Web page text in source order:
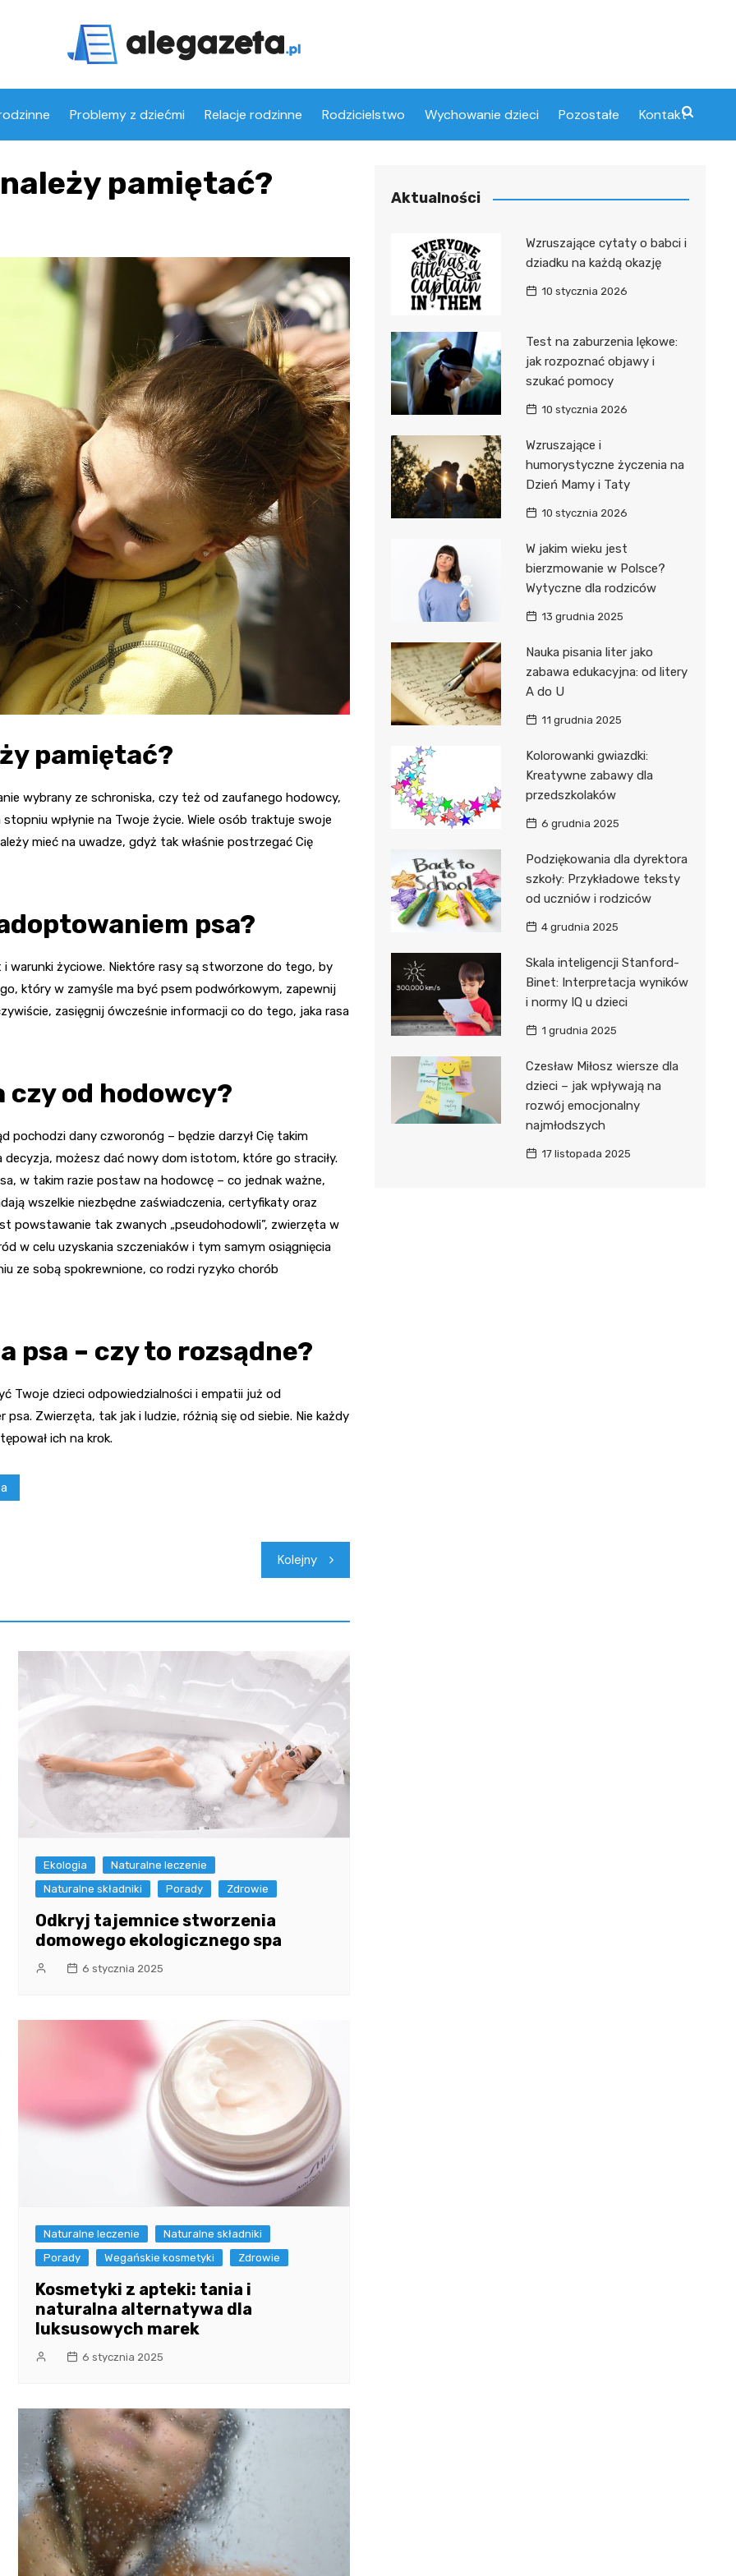
Problemy z dziećmi Relacje rodzinne Rodzicielstwo Wychowanie dzieci Pozostałe Kontakt
pamiętać?
pamiętać?
wybrany ze schroniska, czy też od zaufanego hodowcy,
wpłynie na Twoje życie. Wiele osób traktuje swoje
mieć na uwadze, gdyż tak właśnie postrzegać Cię
psa?
życiowe. Niektóre rasy są stworzone do tego, by
który w zamyśle ma być psem podwórkowym, zapewnij
zasięgnij ówcześnie informacji co do tego, jaka rasa
czy od hodowcy?
pochodzi dany czworonóg – będzie darzył Cię takim
możesz dać nowy dom istotom, które go straciły.
w takim razie postaw na hodowcę – co jednak ważne,
wszelkie niezbędne zaświadczenia, certyfikaty oraz
powstawanie tak zwanych „pseudohodowli”, zwierzęta w
w celu uzyskania szczeniaków i tym samym osiągnięcia
ze sobą spokrewnione, co rodzi ryzyko chorób
psa – czy to rozsądne?
Twoje dzieci odpowiedzialności i empatii już od
Zwierzęta, tak jak i ludzie, różnią się od siebie. Nie każdy
ich na krok.
Kolejny
Ekologia
Naturalne leczenie
Naturalne składniki
Porady Zdrowie
Odkryj tajemnice stworzenia
domowego ekologicznego spa
6 stycznia 2025
Naturalne leczenie
Naturalne składniki
Porady
Wegańskie kosmetyki Zdrowie
Kosmetyki z apteki: tania i
naturalna alternatywa dla
luksusowych marek
6 stycznia 2025
Aktualności
Wzruszające cytaty o babci i
dziadku na każdą okazję
10 stycznia 2026
Test na zaburzenia lękowe:
jak rozpoznać objawy i
szukać pomocy
10 stycznia 2026
Wzruszające i
humorystyczne życzenia na
Dzień Mamy i Taty
10 stycznia 2026
W jakim wieku jest
bierzmowanie w Polsce?
Wytyczne dla rodziców
13 grudnia 2025
Nauka pisania liter jako
zabawa edukacyjna: od litery
A do U
11 grudnia 2025
Kolorowanki gwiazdki:
Kreatywne zabawy dla
przedszkolaków
6 grudnia 2025
Podziękowania dla dyrektora
szkoły: Przykładowe teksty
od uczniów i rodziców
4 grudnia 2025
Skala inteligencji Stanford-
Binet: Interpretacja wyników
i normy IQ u dzieci
1 grudnia 2025
Czesław Miłosz wiersze dla
dzieci – jak wpływają na
rozwój emocjonalny
najmłodszych
17 listopada 2025